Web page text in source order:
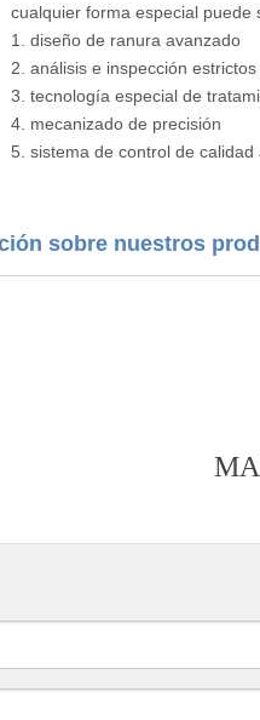
cualquier forma especial puede
1. diseño de ranura avanzado
2. análisis e inspección
3. tecnología especial de
4. mecanizado de precisión
5. sistema de control de calidad
sobre nuestros